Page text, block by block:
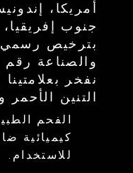
أمريكا،
جنوب إفريقيا،
بترخيص رسمي
نفخر
التنين الأحمر
الفحم
كيميائية
للاستخدام.